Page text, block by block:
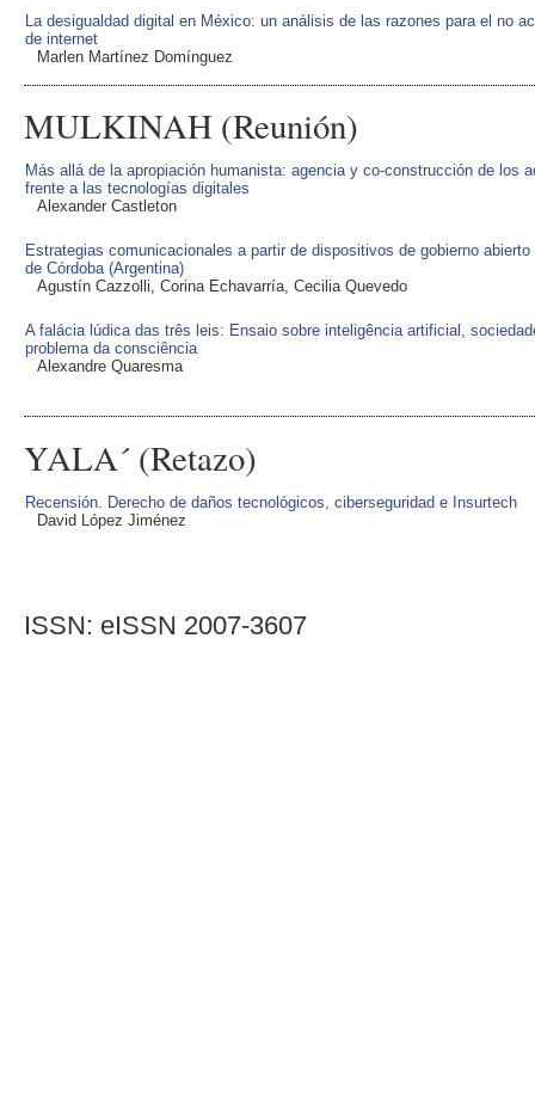
La desigualdad digital en México: un análisis de las razones para el no
de internet
Marlen Martínez Domínguez
MULKINAH (Reunión)
Más allá de la apropiación humanista: agencia y co-construcción de los
frente a las tecnologías digitales
Alexander Castleton
Estrategias comunicacionales a partir de dispositivos de gobierno
de Córdoba (Argentina)
Agustín Cazzolli, Corina Echavarría, Cecilia Quevedo
A falácia lúdica das três leis: Ensaio sobre inteligência artificial,
problema da consciência
Alexandre Quaresma
YALA´ (Retazo)
Recensión. Derecho de daños tecnológicos, ciberseguridad e Insurtech
David López Jiménez
ISSN: eISSN 2007-3607